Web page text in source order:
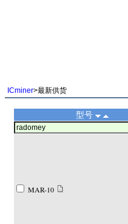
ICminer>最新供货
型号
MAR-10